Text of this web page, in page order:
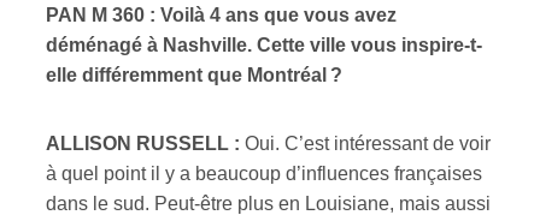
PAN M 360 : Voilà 4 ans que vous avez
déménagé à Nashville. Cette ville vous inspire-t-
elle différemment que Montréal ?
ALLISON RUSSELL : Oui. C’est intéressant de voir
à quel point il y a beaucoup d’influences françaises
dans le sud. Peut-être plus en Louisiane, mais aussi